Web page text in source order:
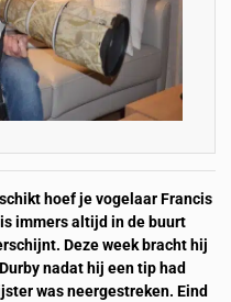
hoef je vogelaar Francis
immers altijd in de buurt
Deze week bracht hij
nadat hij een tip had
was neergestreken. Eind